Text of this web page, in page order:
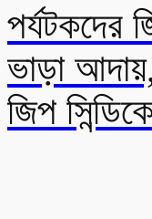
পর্যটকদের
ভাড়া
জিপ